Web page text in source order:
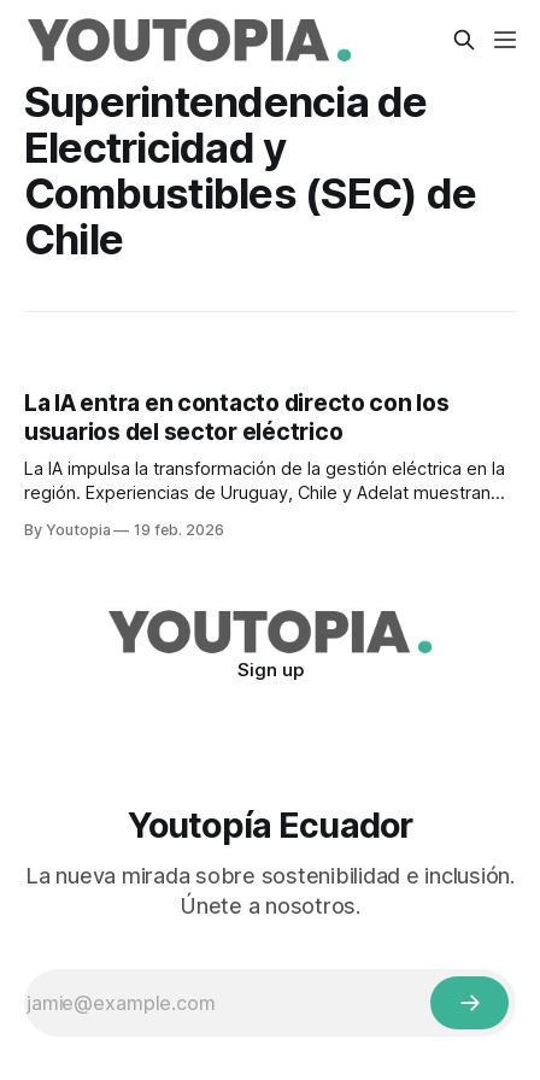
Superintendencia de
Electricidad y
Combustibles (SEC) de
Chile
La IA entra en contacto directo con los
usuarios del sector eléctrico
La IA impulsa la transformación de la gestión eléctrica en la
región. Experiencias de Uruguay, Chile y Adelat muestran
By Youtopia 19 feb. 2026
Sign up
Youtopía Ecuador
La nueva mirada sobre sostenibilidad e inclusión.
Únete a nosotros.